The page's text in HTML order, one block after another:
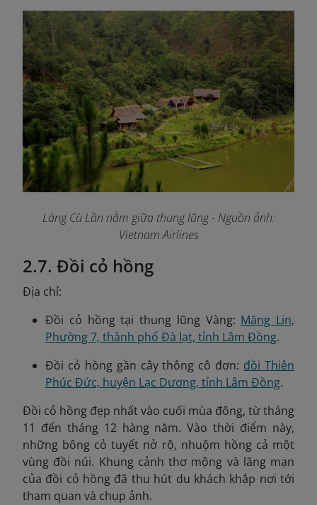
Làng Cù Lần nằm giữa thung lũng- Nguồn ảnh:
Vietnam Airlines
2.7. Đồi cỏ hồng
Địa chỉ:
Đồi cỏ hồng tại thung lũng Vàng: Măng Lin,
Phường 7, thành phố Đà lạt, tỉnh Lâm Đồng.
Đồi cỏ hồng gần cây thông cô đơn: đồi Thiên
Phúc Đức, huyện Lạc Dương, tỉnh Lâm Đồng.
Đồi cỏ hồng đẹp nhất vào cuối mùa đông, từ tháng
11 đến tháng 12 hàng năm. Vào thời điểm này,
những bông cỏ tuyết nở rộ, nhuộm hồng cả một
vùng đồi núi. Khung cảnh thơ mộng và lãng mạn
của đồi cỏ hồng đã thu hút du khách khắp nơi tới
tham quan và chụp ảnh.